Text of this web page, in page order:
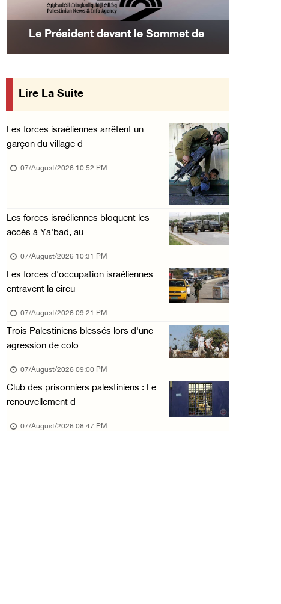
La présidence palestinienne condamne les att ...
Khalayel al-Louz : des colons attaquent un c ...
07/August/2026 01:53 PM
Nouvelle attaque de colons à Ramallah : une ...
L’armée israélienne installe un barrage mili ...
07/August/2026 09:18 AM
Le Président devant le Sommet de
mise en œuvre des décisions du Conseil
Central concernant les relations avec
Lire La Suite
Les forces israéliennes arrêtent un
garçon du village d
07/August/2026 10:52 PM
Les forces israéliennes bloquent les
accès à Ya'bad, au
07/August/2026 10:31 PM
Les forces d'occupation israéliennes
entravent la circu
07/August/2026 09:21 PM
Trois Palestiniens blessés lors d'une
agression de colo
07/August/2026 09:00 PM
Club des prisonniers palestiniens : Le
renouvellement d
07/August/2026 08:47 PM